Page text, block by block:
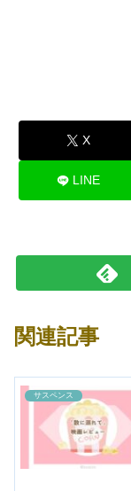
X
LINE
関連記事
サスペンス